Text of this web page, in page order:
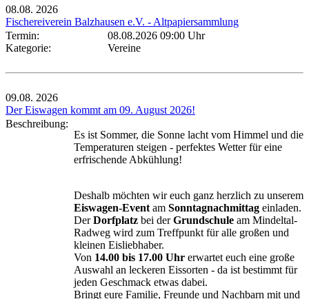
08.08. 2026
Fischereiverein Balzhausen e.V. - Altpapiersammlung
Termin:
08.08.2026 09:00 Uhr
Kategorie:
Vereine
09.08. 2026
Der Eiswagen kommt am 09. August 2026!
Beschreibung:
Es ist Sommer, die Sonne lacht vom Himmel und die
Temperaturen steigen - perfektes Wetter für eine
erfrischende Abkühlung!
Deshalb möchten wir euch ganz herzlich zu unserem
Eiswagen-Event am Sonntagnachmittag einladen.
DerDorfplatz bei derGrundschule am Mindeltal-
Radweg wird zum Treffpunkt für alle großen und
kleinen Eisliebhaber.
Von 14.00 bis 17.00 Uhr erwartet euch eine große
Auswahl an leckeren Eissorten - da ist bestimmt für
jeden Geschmack etwas dabei.
Bringt eure Familie, Freunde und Nachbarn mit und